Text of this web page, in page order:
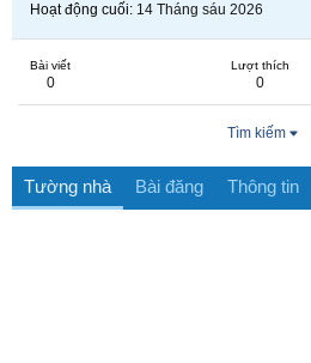
Hoạt động cuối 14 Tháng sáu 2026
Bài viết
0
Lượt thích
0
Tìm kiếm
Tường nhà Bài đăng Thông tin